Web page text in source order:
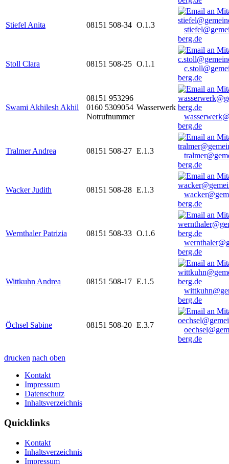
Stiefel Anita 08151 508-34 O.1.3
berg.de
Stoll Clara 08151 508-25 O.1.1
berg.de
Swami Akhilesh Akhil
08151 953296
0160 5309054
Notrufnummer
Wasserwerk
berg.de
Tralmer Andrea 08151 508-27 E.1.3
berg.de
Wacker Judith 08151 508-28 E.1.3
berg.de
Wernthaler Patrizia 08151 508-33 O.1.6
berg.de
Wittkuhn Andrea 08151 508-17 E.1.5
berg.de
Öchsel Sabine 08151 508-20 E.3.7
berg.de
drucken nach oben
Kontakt
Impressum
Datenschutz
Inhaltsverzeichnis
Quicklinks
Kontakt
Inhaltsverzeichnis
Impressum